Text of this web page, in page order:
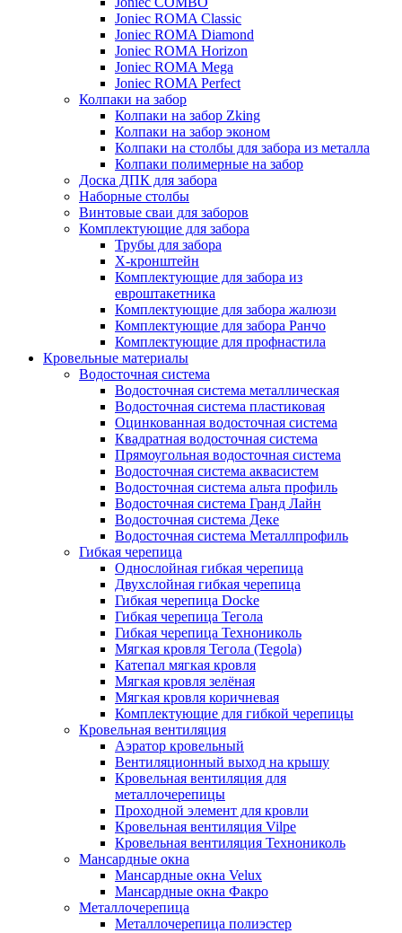
Joniec ROMA Classic
Joniec ROMA Diamond
Joniec ROMA Horizon
Joniec ROMA Mega
Joniec ROMA Perfect
Колпаки на забор
Колпаки на забор Zking
Колпаки на забор эконом
Колпаки на столбы для забора из металла
Колпаки полимерные на забор
Доска ДПК для забора
Наборные столбы
Винтовые сваи для заборов
Комплектующие для забора
Трубы для забора
Х-кронштейн
Комплектующие для забора из
евроштакетника
Комплектующие для забора жалюзи
Комплектующие для забора Ранчо
Комплектующие для профнастила
Кровельные материалы
Водосточная система
Водосточная система металлическая
Водосточная система пластиковая
Оцинкованная водосточная система
Квадратная водосточная система
Прямоугольная водосточная система
Водосточная система аквасистем
Водосточная система альта профиль
Водосточная система Гранд Лайн
Водосточная система Деке
Водосточная система Металлпрофиль
Гибкая черепица
Однослойная гибкая черепица
Двухслойная гибкая черепица
Гибкая черепица Docke
Гибкая черепица Тегола
Гибкая черепица Технониколь
Мягкая кровля Тегола (Tegola)
Катепал мягкая кровля
Мягкая кровля зелёная
Мягкая кровля коричневая
Комплектующие для гибкой черепицы
Кровельная вентиляция
Аэратор кровельный
Вентиляционный выход на крышу
Кровельная вентиляция для
металлочерепицы
Проходной элемент для кровли
Кровельная вентиляция Vilpe
Кровельная вентиляция Технониколь
Мансардные окна
Мансардные окна Velux
Мансардные окна Факро
Металлочерепица
Металлочерепица полиэстер